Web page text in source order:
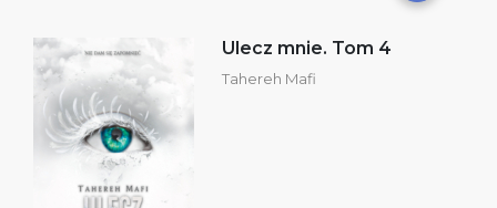
Ulecz mnie. Tom 4
Tahereh Mafi